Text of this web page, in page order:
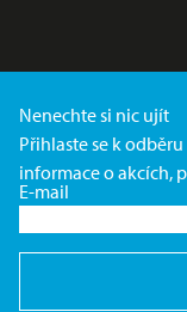
Nenechte si nic ujít
Přihlaste se k
informace o akcích,
E-mail